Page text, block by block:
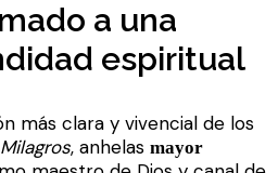
a una
espiritual
más clara y vivencial de los
, anhelas mayor